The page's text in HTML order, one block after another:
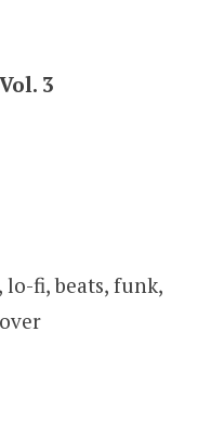
3
fi, beats, funk,